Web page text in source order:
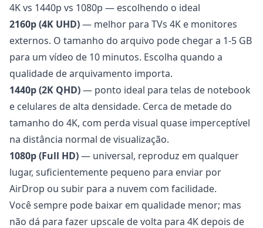
4K vs 1440p vs 1080p — escolhendo o ideal
2160p (4K UHD)— melhor para TVs 4K e monitores
externos. O tamanho do arquivo pode chegar a 1-5 GB
para um vídeo de 10 minutos. Escolha quando a
qualidade de arquivamento importa.
1440p (2K QHD)— ponto ideal para telas de notebook
e celulares de alta densidade. Cerca de metade do
tamanho do 4K, com perda visual quase imperceptível
na distância normal de visualização.
1080p (Full HD)— universal, reproduz em qualquer
lugar, suficientemente pequeno para enviar por
AirDrop ou subir para a nuvem com facilidade.
Você sempre pode baixar em qualidade menor; mas
não dá para fazer upscale de volta para 4K depois de